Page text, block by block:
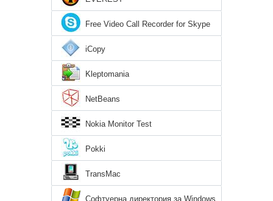
Free Video Call Recorder for Skype
iCopy
Kleptomania
NetBeans
Nokia Monitor Test
Pokki
TransMac
Софтуерна директория за Windows